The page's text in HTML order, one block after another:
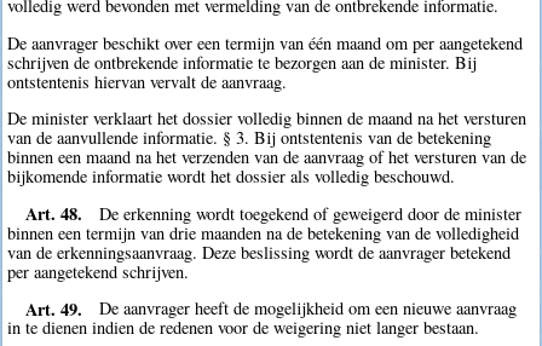
volledig werd bevonden met vermelding van de ontbrekende informatie.
De aanvrager beschikt over een termijn van één maand om per aangetekend
schrijven de ontbrekende informatie te bezorgen aan de minister. Bij
ontstentenis hiervan vervalt de aanvraag.
De minister verklaart het dossier volledig binnen de maand na het versturen
van de aanvullende informatie. § 3. Bij ontstentenis van de betekening
binnen een maand na het verzenden van de aanvraag of het versturen van de
bijkomende informatie wordt het dossier als volledig beschouwd.
Art. 48.
De erkenning wordt toegekend of geweigerd door de minister
binnen een termijn van drie maanden na de betekening van de volledigheid
van de erkenningsaanvraag. Deze beslissing wordt de aanvrager betekend
per aangetekend schrijven.
Art. 49.
De aanvrager heeft de mogelijkheid om een nieuwe aanvraag
in te dienen indien de redenen voor de weigering niet langer bestaan.